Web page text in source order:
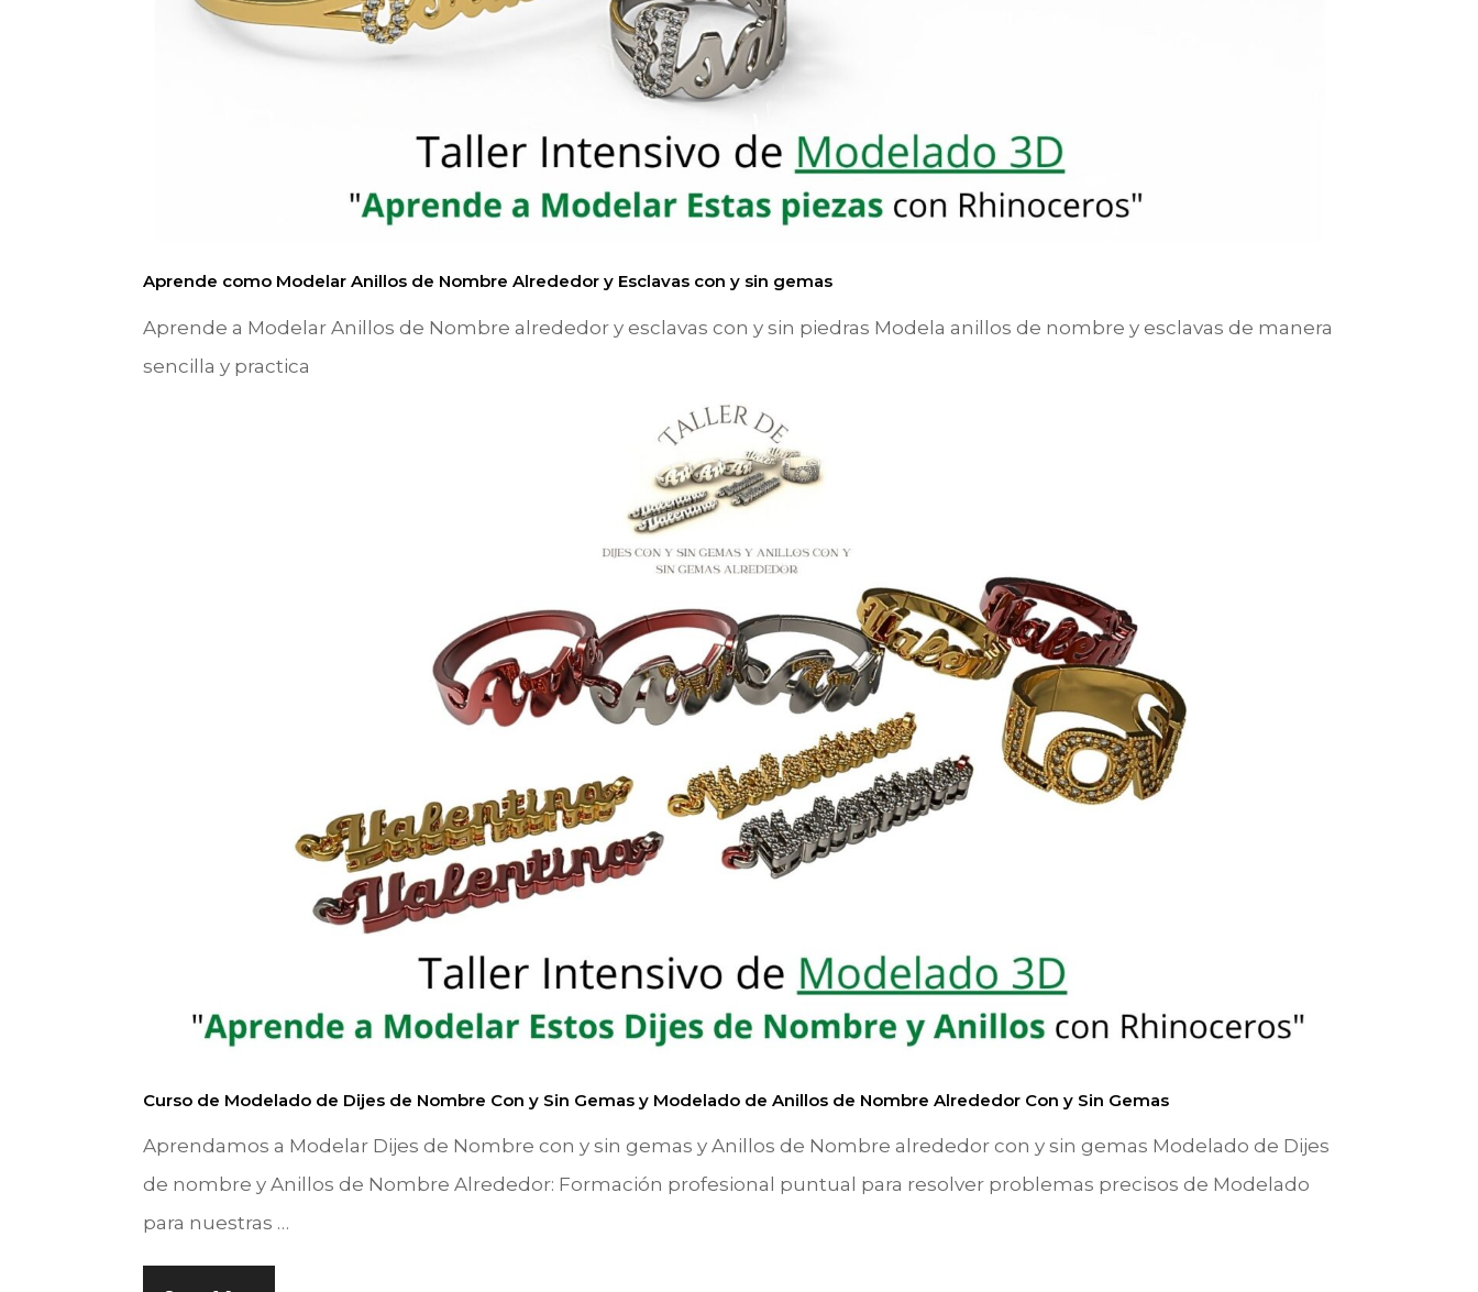
Aprende como Modelar Anillos de Nombre Alrededor y Esclavas con y sin gemas
Aprende a Modelar Anillos de Nombre alrededor y esclavas con y sin piedras Modela anillos de nombre y esclavas de manera
sencilla y practica
Curso de Modelado de Dijes de Nombre Con y Sin Gemas y Modelado de Anillos de Nombre Alrededor Con y Sin Gemas
Aprendamos a Modelar Dijes de Nombre con y sin gemas y Anillos de Nombre alrededor con y sin gemas Modelado de Dijes
de nombre y Anillos de Nombre Alrededor: Formación profesional puntual para resolver problemas precisos de Modelado
para nuestras …